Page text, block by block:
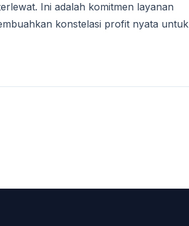
Ini adalah komitmen layanan
konstelasi profit nyata untuk